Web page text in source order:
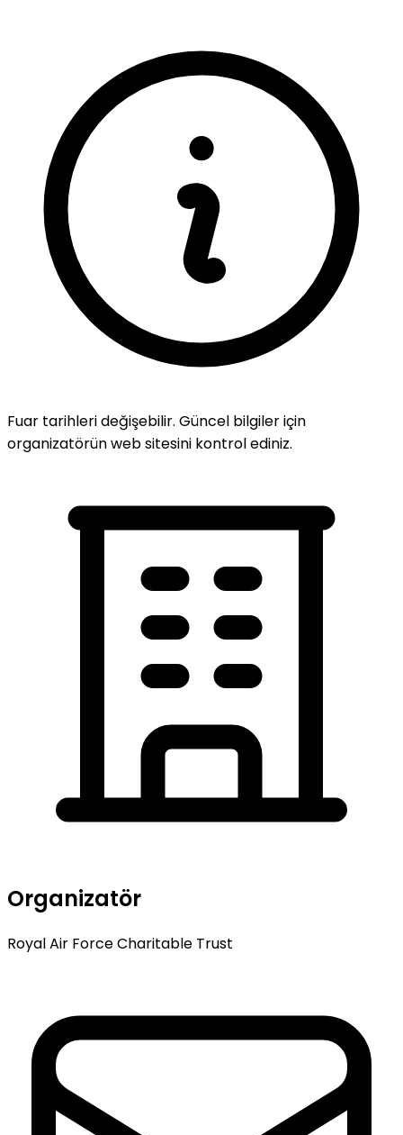
Fuar tarihleri değişebilir. Güncel bilgiler için
organizatörün web sitesini kontrol ediniz.
Organizatör
Royal Air Force Charitable Trust